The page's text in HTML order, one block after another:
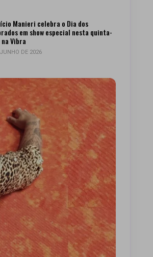
Manieri celebra o Dia dos
em show especial nesta quinta-
Vibra
DE 2026